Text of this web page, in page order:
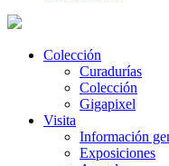
Colección
Curadurías
Colección
Gigapixel
Visita
Información
Exposiciones